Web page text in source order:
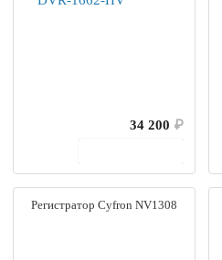
34 200 ₽
Регистратор Cyfron NV1308